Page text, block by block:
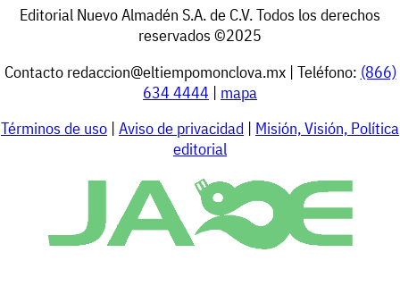
Editorial Nuevo Almadén S.A. de C.V. Todos los derechos
reservados ©2025
Contacto redaccion@eltiempomonclova.mx| Teléfono: (866)
634 4444 | mapa
Términos de uso | Aviso de privacidad | Misión, Visión, Política
editorial